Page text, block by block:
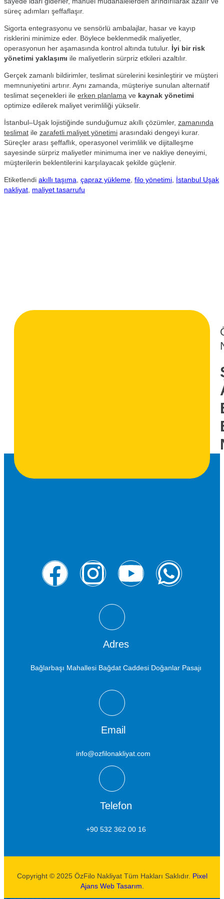
süreç adımları şeffaflaşır.
Sigorta entegrasyonu ve sensörlü ambalajlar, hasar ve kayıp
risklerini minimize eder. Böylece beklenmedik maliyetler,
operasyonun her aşamasında kontrol altında tutulur. İyi bir risk
yönetimi yaklaşımı ile maliyetlerin sürpriz etkileri azaltılır.
Gerçek zamanlı bildirimler, teslimat sürelerini kesinleştirir ve müşteri
memnuniyetini artırır. Aynı zamanda, müşteriye sunulan alternatif
teslimat seçenekleri ile erken planlama ve kaynak yönetimi
optimize edilerek maliyet verimliliği yükselir.
İstanbul–Uşak lojistiğinde sunduğumuz akıllı çözümler, zamanında
teslimat ile zarafetli maliyet yönetimi arasındaki dengeyi kurar.
Süreçler arası şeffaflık, operasyonel verimlilik ve dijitalleşme
sayesinde sürpriz maliyetler minimuma iner ve nakliye deneyimi,
müşterilerin beklentilerini karşılayacak şekilde güçlenir.
Etiketlendi akıllı taşıma çapraz yükleme filo yönetimi İstanbul Uşak
nakliyat maliyet tasarrufu
Adres
Bağlarbaşı Mahallesi Bağdat Caddesi Doğanlar Pasajı
Email
info@ozfilonakliyat.com
Telefon
+90 532 362 00 16
Copyright © 2025 ÖzFilo Nakliyat Tüm Hakları Saklıdır. Pixel
Ajans Web Tasarım.